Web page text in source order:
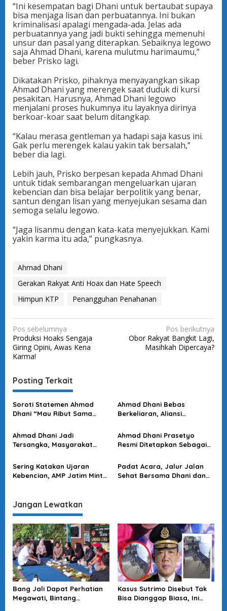
“Ini kesempatan bagi Dhani untuk bertaubat supaya
bisa menjaga lisan dan perbuatannya. Ini bukan
kriminalisasi apalagi mengada-ada. Jelas ada
perbuatannya yang jadi bukti sehingga memenuhi
unsur dan pasal yang diterapkan. Sebaiknya legowo
saja Ahmad Dhani, karena mulutmu harimaumu,”
beber Prisko lagi.
Dikatakan Prisko, pihaknya menyayangkan sikap
Ahmad Dhani yang merengek saat duduk di kursi
pesakitan. Harusnya, Ahmad Dhani legowo
menjalani proses hukumnya itu layaknya dirinya
berkoar-koar saat belum ditangkap.
“Kalau merasa gentleman ya hadapi saja kasus ini.
Gak perlu merengek kalau yakin tak bersalah,”
beber dia lagi.
Lebih jauh, Prisko berpesan kepada Ahmad Dhani
untuk tidak sembarangan mengeluarkan ujaran
kebencian dan bisa belajar berpolitik yang benar,
santun dengan lisan yang menyejukan sesama dan
semoga selalu legowo.
“Jaga lisanmu dengan kata-kata menyejukkan. Kami
yakin karma itu ada,” pungkasnya.
Ahmad Dhani
Gerakan Rakyat Anti Hoax dan Hate Speech
Himpun KTP
Penangguhan Penahanan
N
a
v
g
a
s
p
s
Pos sebelumnya
Produksi Hoaks Sengaja
Giring Opini, Awas Kena
Karma!
Pos berikutnya
Obor Rakyat Bangkit Lagi,
Masihkah Dipercaya?
Posting Terkait
Soroti Statemen Ahmad
Dhani “Mau Ribut Sama
PAPPRI
Ahmad Dhani Bebas
Berkeliaran, Aliansi
Tuntut Polda Jatim Lakukan
Penangkapan
Ahmad Dhani Jadi
Tersangka, Masyarakat
dan Tahan Ahmad Dhani!
Ahmad Dhani Prasetyo
Resmi Ditetapkan Sebagai
Nama Baik
Sering Katakan Ujaran
Kebencian, AMP Jatim Minta
Padat Acara, Jalur Jalan
Sehat Bersama Dhani dan
Jangan Lewatkan
Bang Jali Dapat Perhatian
Megawati, Bintang
Kasus Sutrimo Disebut Tak
Bisa Dianggap Biasa, Ini